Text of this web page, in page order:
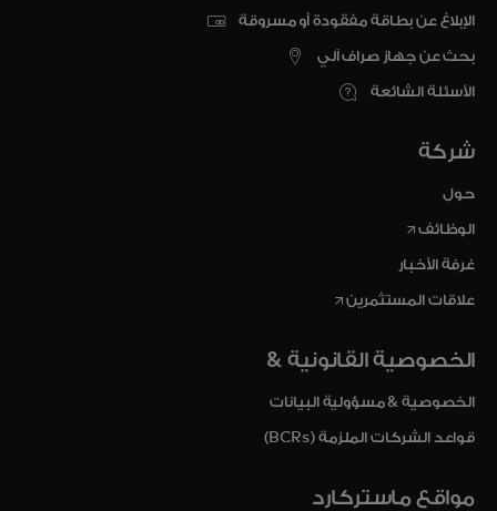
الإبلاغ عن بطاقة مفقودة أو مسروقة
بحث عن جهاز صراف آلي
الأسئلة الشائعة
شركة
حول
الوظائفopens in a new tab
غرفة الأخبار
علاقات المستثمرينopens in a new tab
الخصوصية القانونية &
الخصوصية & مسؤولية البيانات
قواعد الشركات الملزمة (BCRs)
مواقع ماستركارد